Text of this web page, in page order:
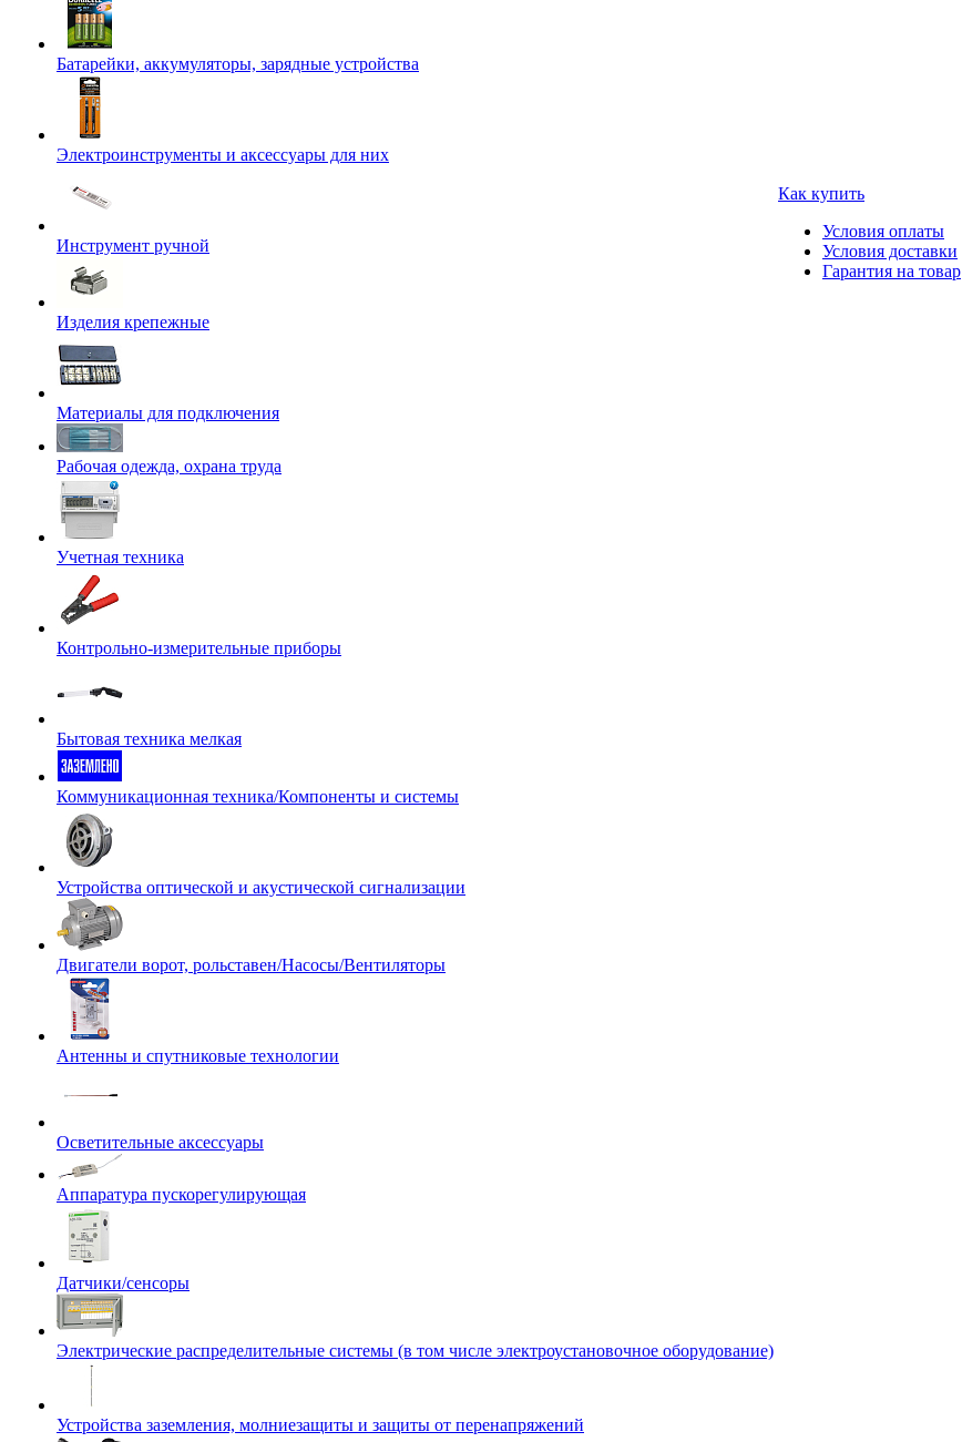
Батарейки, аккумуляторы, зарядные устройства
Электроинструменты и аксессуары для них
Инструмент ручной
Изделия крепежные
Материалы для подключения
Рабочая одежда, охрана труда
Учетная техника
Контрольно-измерительные приборы
Бытовая техника мелкая
Коммуникационная техника/Компоненты и системы
Устройства оптической и акустической сигнализации
Двигатели ворот, рольставен/Насосы/Вентиляторы
Антенны и спутниковые технологии
Осветительные аксессуары
Аппаратура пускорегулирующая
Датчики/сенсоры
Электрические распределительные системы (в том числе электроустановочное оборудование)
Устройства заземления, молниезащиты и защиты от перенапряжений
Как купить
Условия оплаты
Условия доставки
Гарантия на товар